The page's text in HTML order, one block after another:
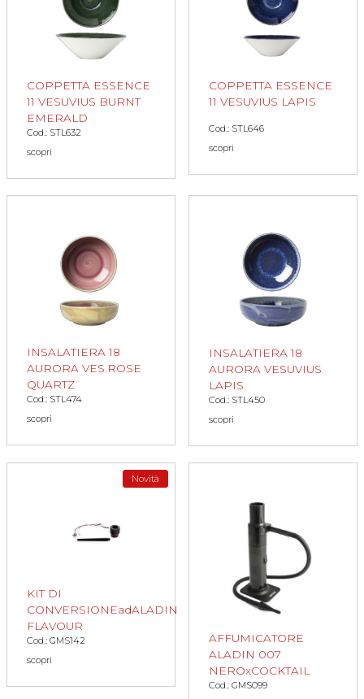
COPPETTA ESSENCE
11 VESUVIUS BURNT
EMERALD
Cod.: STL632
scopri
COPPETTA ESSENCE
11 VESUVIUS LAPIS
Cod.: STL646
scopri
INSALATIERA 18
AURORA VES.ROSE
QUARTZ
Cod.: STL474
scopri
INSALATIERA 18
AURORA VESUVIUS
LAPIS
Cod.: STL450
scopri
Novità
KIT DI
CONVERSIONEadALADIN
FLAVOUR
Cod.: GMS142
scopri
AFFUMICATORE
ALADIN 007
NEROxCOCKTAIL
Cod.: GMS099